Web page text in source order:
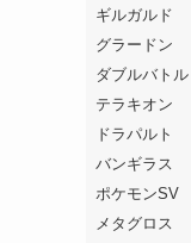
ギルガルド
グラードン
ダブルバトル
テラキオン
ドラパルト
バンギラス
ポケモンSV
メタグロス